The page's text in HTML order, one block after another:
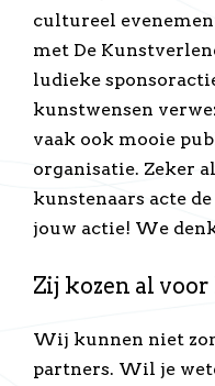
cultureel
met De
ludieke
kunstwensen
vaak ook mooie
organisatie. Zeker
kunstenaars acte
jouw actie! We
Zij kozen al
Wij kunnen niet
partners. Wil je